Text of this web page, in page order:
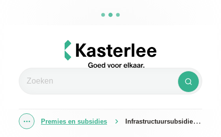
Kasterlee
Zoeken Zoeken
Toon alle broodkruimel items
Premies en subsidies Infrastructuursubsidie verenigingen